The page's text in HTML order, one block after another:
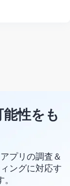
性をも
プリの調査＆
ングに対応す